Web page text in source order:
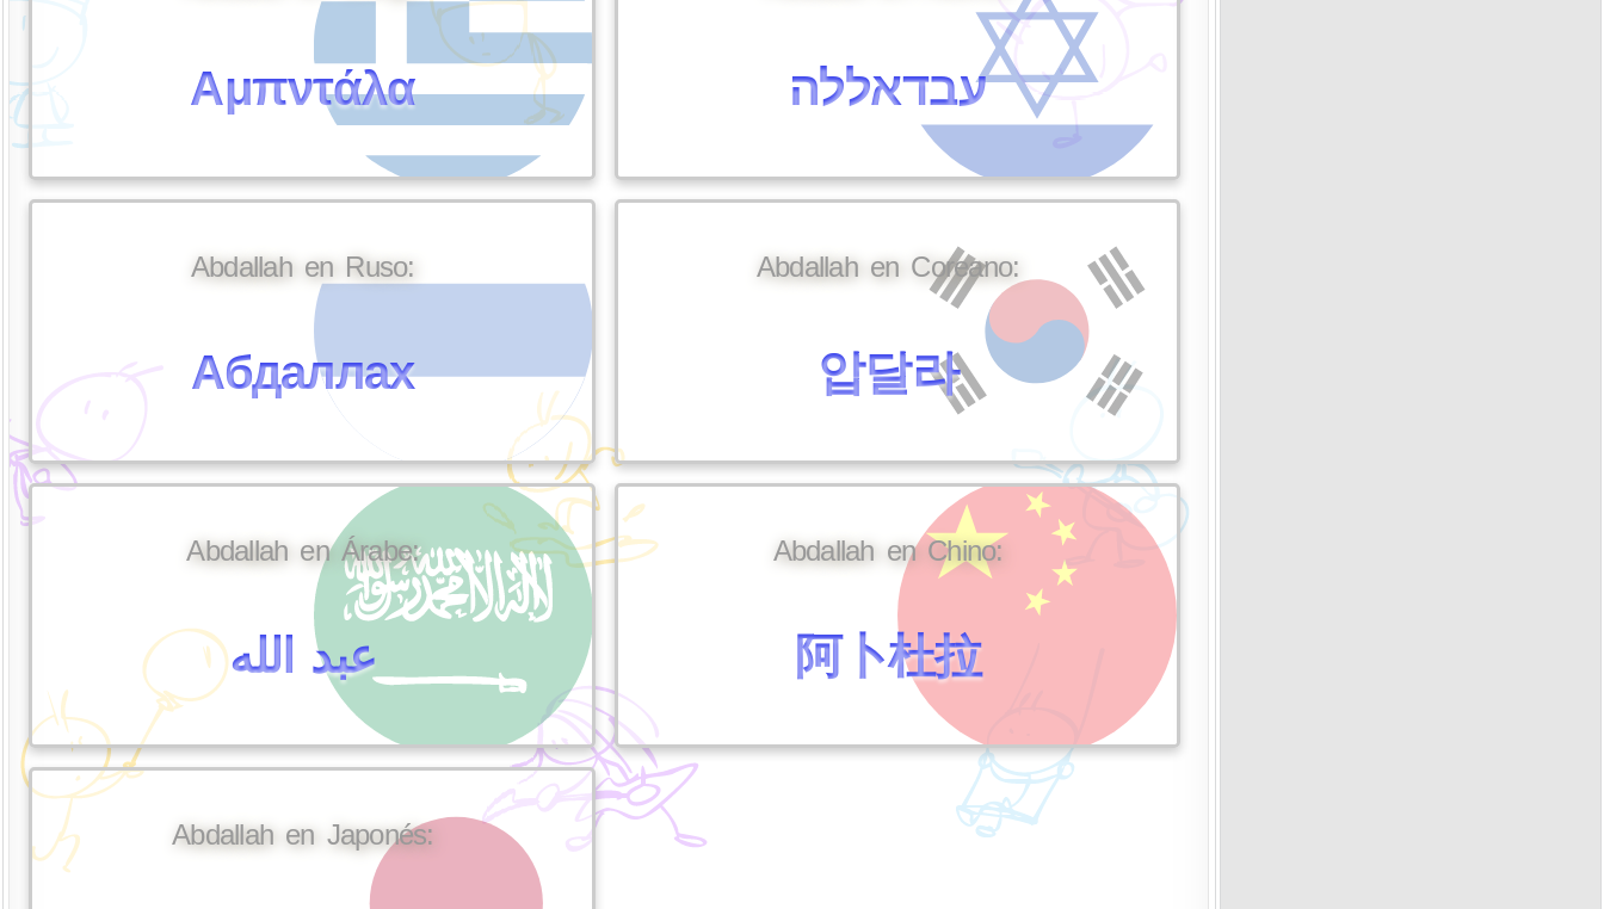
Αμπντάλα עבדאללה
Abdallah en Ruso:
Абдаллах
Abdallah en Coreano:
압달라
Abdallah en Árabe:
عبد الله
Abdallah en Chino:
阿卜杜拉
Abdallah en Japonés: